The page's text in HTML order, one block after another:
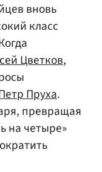
вновь
класс
Цветков,
Пруха.
превращая
на четыре»